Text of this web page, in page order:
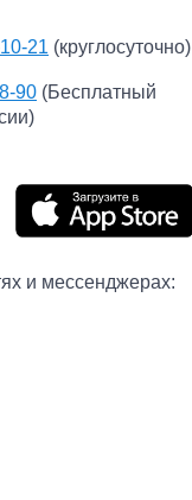
21 (круглосуточно)
90 (Бесплатный
и мессенджерах: